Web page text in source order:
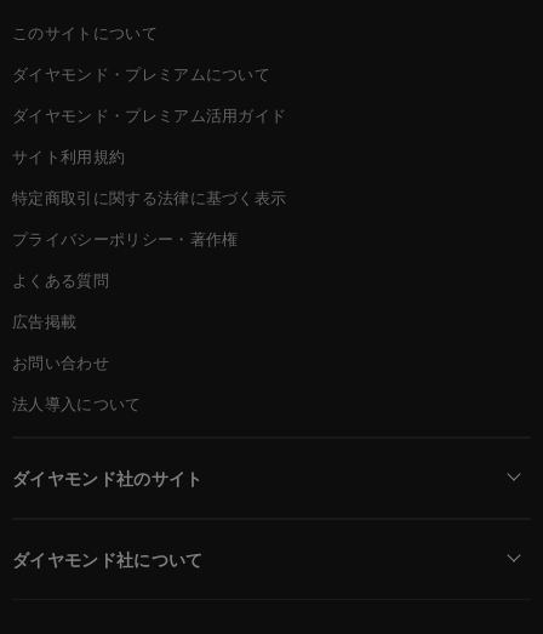
このサイトについて
ダイヤモンド・プレミアムについて
ダイヤモンド・プレミアム活用ガイド
サイト利用規約
特定商取引に関する法律に基づく表示
プライバシーポリシー・著作権
よくある質問
広告掲載
お問い合わせ
法人導入について
ダイヤモンド社のサイト
ダイヤモンド社について